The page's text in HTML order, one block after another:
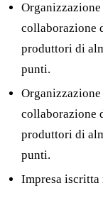
collaborazione
produttori di
punti.
collaborazione
produttori di
punti.
Impresa iscritta